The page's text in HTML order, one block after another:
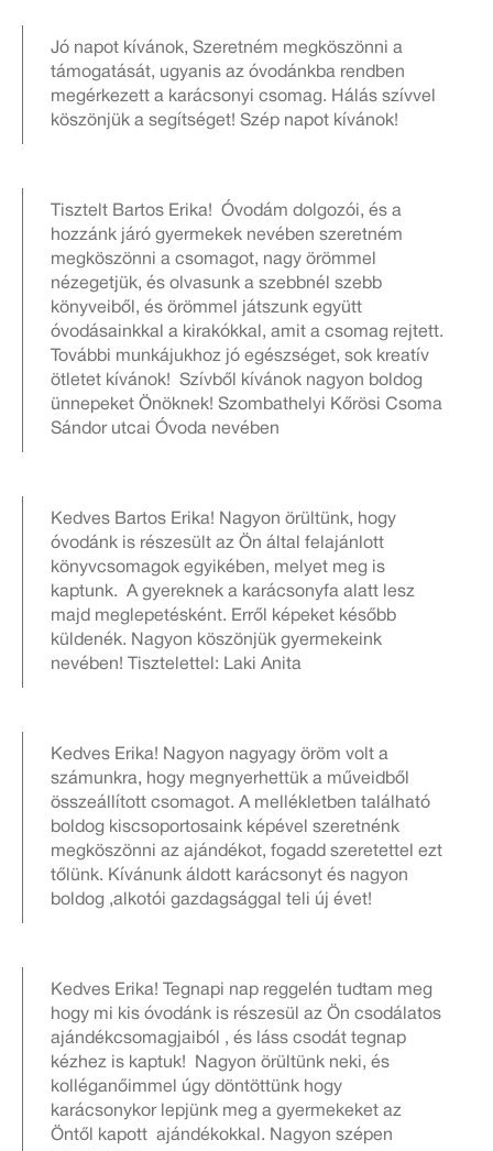
Jó napot kívánok, Szeretném megköszönni a
támogatását, ugyanis az óvodánkba rendben
megérkezett a karácsonyi csomag. Hálás szívvel
köszönjük a segítséget! Szép napot kívánok!
Tisztelt Bartos Erika! Óvodám dolgozói, és a
hozzánk járó gyermekek nevében szeretném
megköszönni a csomagot, nagy örömmel
nézegetjük, és olvasunk a szebbnél szebb
könyveiből, és örömmel játszunk együtt
óvodásainkkal a kirakókkal, amit a csomag rejtett.
További munkájukhoz jó egészséget, sok kreatív
ötletet kívánok! Szívből kívánok nagyon boldog
ünnepeket Önöknek! Szombathelyi Kőrösi Csoma
Sándor utcai Óvoda nevében
Kedves Bartos Erika! Nagyon örültünk, hogy
óvodánk is részesült az Ön által felajánlott
könyvcsomagok egyikében, melyet meg is
kaptunk. A gyereknek a karácsonyfa alatt lesz
majd meglepetésként. Erről képeket később
küldenék. Nagyon köszönjük gyermekeink
nevében! Tisztelettel: Laki Anita
Kedves Erika! Nagyon nagyagy öröm volt a
számunkra, hogy megnyerhettük a műveidből
összeállított csomagot. A mellékletben található
boldog kiscsoportosaink képével szeretnénk
megköszönni az ajándékot, fogadd szeretettel ezt
tőlünk. Kívánunk áldott karácsonyt és nagyon
boldog ,alkotói gazdagsággal teli új évet!
Kedves Erika! Tegnapi nap reggelén tudtam meg
hogy mi kis óvodánk is részesül az Ön csodálatos
ajándékcsomagjaiból , és láss csodát tegnap
kézhez is kaptuk! Nagyon örültünk neki, és
kolléganőimmel úgy döntöttünk hogy
karácsonykor lepjünk meg a gyermekeket az
Öntől kapott ajándékokkal. Nagyon szépen